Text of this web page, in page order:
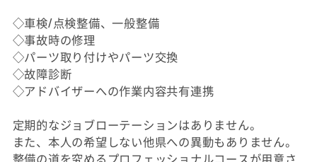
◇車検/点検整備、一般整備
◇事故時の修理
◇パーツ取り付けやパーツ交換
◇故障診断
◇アドバイザーへの作業内容共有連携
定期的なジョブローテーションはありません。
また、本人の希望しない他県への異動もありません。